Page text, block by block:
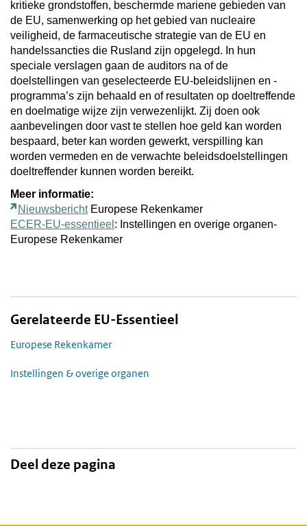
kritieke grondstoffen, beschermde mariene gebieden van
de EU, samenwerking op het gebied van nucleaire
veiligheid, de farmaceutische strategie van de EU en
handelssancties die Rusland zijn opgelegd. In hun
speciale verslagen gaan de auditors na of de
doelstellingen van geselecteerde EU-beleidslijnen en -
programma’s zijn behaald en of resultaten op doeltreffende
en doelmatige wijze zijn verwezenlijkt. Zij doen ook
aanbevelingen door vast te stellen hoe geld kan worden
bespaard, beter kan worden gewerkt, verspilling kan
worden vermeden en de verwachte beleidsdoelstellingen
doeltreffender kunnen worden bereikt.
Meer informatie:
NieuwsberichtEuropese Rekenkamer
ECER-EU-essentieel : Instellingen en overige organen-
Europese Rekenkamer
Gerelateerde EU-Essentieel
Europese Rekenkamer
Instellingen & overige organen
Deel deze pagina